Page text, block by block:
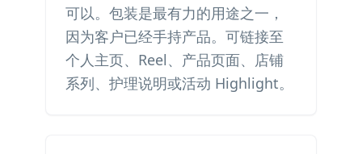
可以。包装是最有力的用途之一，
因为客户已经手持产品。可链接至
个人主页、Reel、产品页面、店铺
系列、护理说明或活动 Highlight。